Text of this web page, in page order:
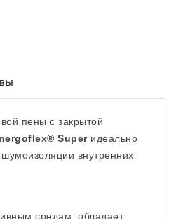
пены с закрытой
Superидеально
внутренних
средам, обладает